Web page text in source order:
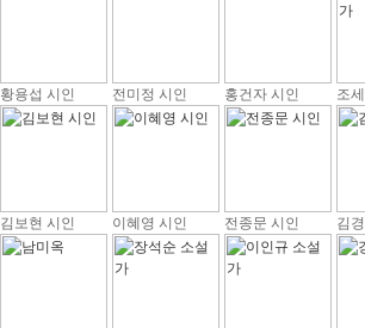
황용섭 시인 전미정 시인 홍건자 시인 조
김보현 시인 이혜영 시인 전종문 시인 김